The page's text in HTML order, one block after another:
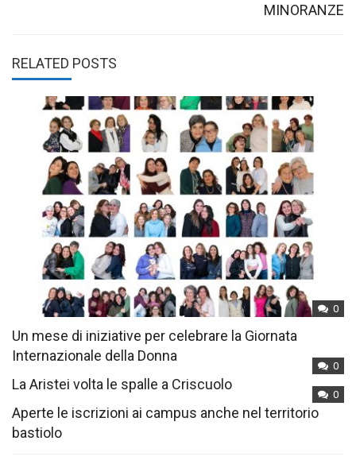
MINORANZE
RELATED POSTS
0
Un mese di iniziative per celebrare la Giornata
Internazionale della Donna
0
La Aristei volta le spalle a Criscuolo
0
Aperte le iscrizioni ai campus anche nel territorio
bastiolo